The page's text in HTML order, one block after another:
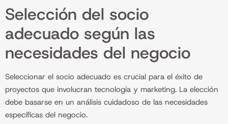
Selección del socio
adecuado según las
necesidades del negocio
Seleccionar el socio adecuado es crucial para el éxito de
proyectos que involucran tecnología y marketing. La elección
debe basarse en un análisis cuidadoso de las necesidades
específicas del negocio.